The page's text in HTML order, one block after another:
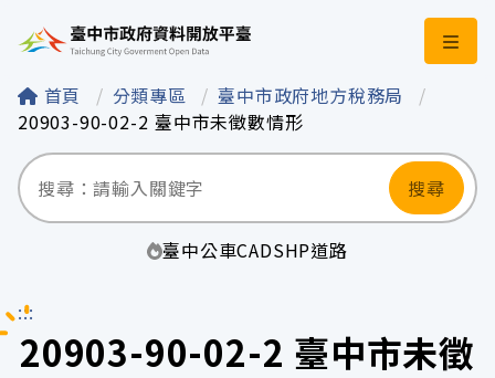
臺中市政府資料開
首頁 分類專區
臺中市政府地方稅務局
20903-90-02-2 臺中市未徵數情形
搜尋
臺中公車CADSHP道路
:::
20903-90-02-2 臺中市未徵